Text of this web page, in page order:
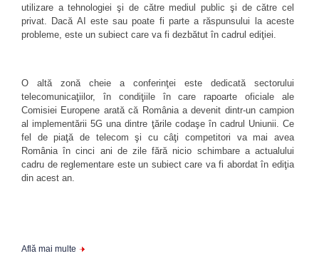
utilizare a tehnologiei şi de către mediul public şi de către cel
privat. Dacă AI este sau poate fi parte a răspunsului la aceste
probleme, este un subiect care va fi dezbătut în cadrul ediţiei.
O altă zonă cheie a conferinţei este dedicată sectorului
telecomunicaţiilor, în condiţiile în care rapoarte oficiale ale
Comisiei Europene arată că România a devenit dintr-un campion
al implementării 5G una dintre ţările codaşe în cadrul Uniunii. Ce
fel de piaţă de telecom şi cu câţi competitori va mai avea
România în cinci ani de zile fără nicio schimbare a actualului
cadru de reglementare este un subiect care va fi abordat în ediţia
din acest an.
Află mai multe